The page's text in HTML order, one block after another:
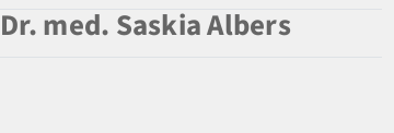
Dr. med. Saskia Albers